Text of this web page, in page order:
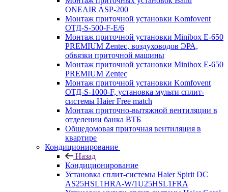
ONEAIR ASP-200
Монтаж приточной установки Komfovent
ОТД-S-500-F-E/6
Монтаж приточной установки Minibox E-650
PREMIUM Zentec, воздуховодов ЭРА,
обвязки приточной машины
Монтаж приточной установки Minibox E-650
PREMIUM Zentec
Монтаж приточной установки Komfovent
ОТД-S-1000-F, установка мульти сплит-
системы Haier Free match
Монтаж приточно-вытяжной вентиляции в
отделении банка ВТБ
Общедомовая приточная вентиляция в
квартире
Кондиционирование
Назад
Кондиционирование
Установка сплит-системы Haier Spirit DC
AS25HSL1HRA-W/1U25HSL1FRA